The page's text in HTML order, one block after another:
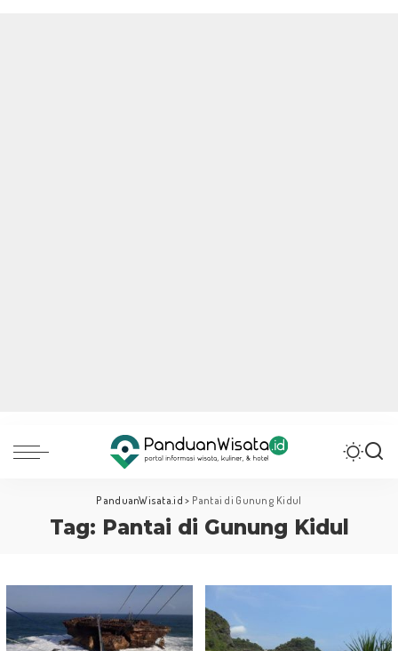
PanduanWisata.id > Pantai di Gunung Kidul
Tag: Pantai di Gunung Kidul